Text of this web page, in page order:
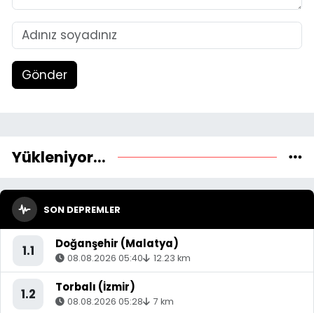
Gönder
Yükleniyor...
SON DEPREMLER
1.1 Doğanşehir (Malatya)
08.08.2026 05:40 12.23 km
1.2 Torbalı (İzmir)
08.08.2026 05:28 7 km